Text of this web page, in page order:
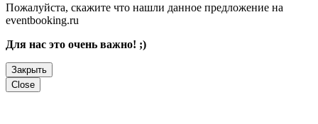
Пожалуйста, скажите что нашли данное предложение на
eventbooking.ru
Для нас это очень важно! ;)
Закрыть
Close